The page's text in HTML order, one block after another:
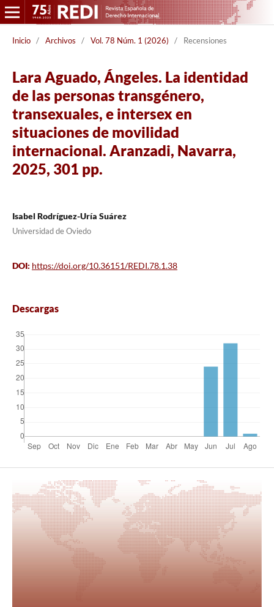
Inicio / Archivos / Vol. 78 Núm. 1 (2026) / Recensiones
Lara Aguado, Ángeles. La identidad
de las personas transgénero,
transexuales, e intersex en
situaciones de movilidad
internacional. Aranzadi, Navarra,
2025, 301 pp.
Isabel Rodríguez-Uría Suárez
Universidad de Oviedo
DOI: https://doi.org/10.36151/REDI.78.1.38
Descargas